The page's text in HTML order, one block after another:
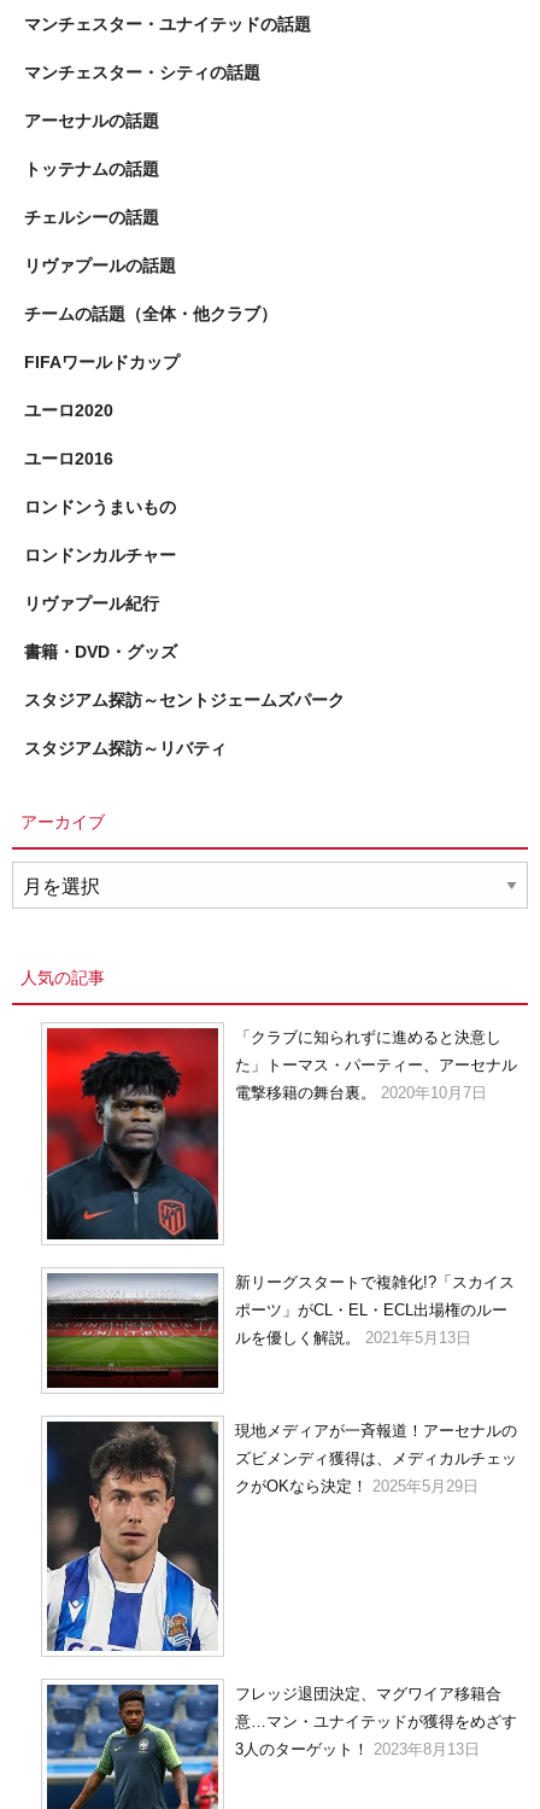
マンチェスター・ユナイテッドの話題
マンチェスター・シティの話題
アーセナルの話題
トッテナムの話題
チェルシーの話題
リヴァプールの話題
チームの話題（全体・他クラブ）
FIFAワールドカップ
ユーロ2020
ユーロ2016
ロンドンうまいもの
ロンドンカルチャー
リヴァプール紀行
書籍・DVD・グッズ
スタジアム探訪～セントジェームズパーク
スタジアム探訪～リバティ
アーカイブ
ー
人気の記事
「クラブに知られずに進めると決意し
た」トーマス・パーティー、アーセナル
電撃移籍の舞台裏。
2020年10月7日
新リーグスタートで複雑化!?「スカイス
ポーツ」がCL・EL・ECL出場権のルー
ルを優しく解説。
2021年5月13日
現地メディアが一斉報道！アーセナルの
ズビメンディ獲得は、メディカルチェッ
クがOKなら決定！ 2025年5月29日
フレッジ退団決定、マグワイア移籍合
意…マン・ユナイテッドが獲得をめざす
3人のターゲット！
2023年8月13日